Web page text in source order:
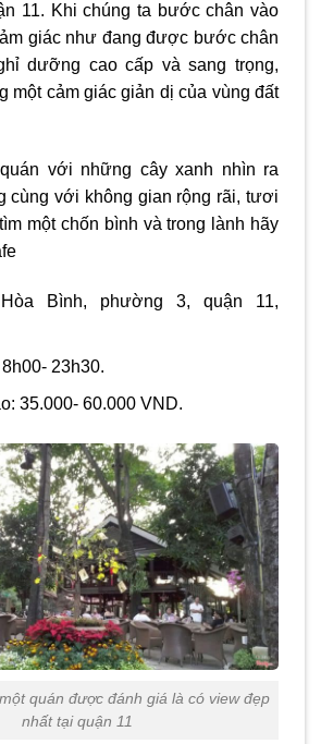
11. Khi chúng ta bước chân vào
giác như đang được bước chân
dưỡng cao cấp và sang trọng,
một cảm giác giản dị của vùng đất
với những cây xanh nhìn ra
cùng với không gian rộng rãi, tươi
một chốn bình và trong lành hãy
Bình, phường 3, quận 11,
23h30.
35.000- 60.000 VND.
quán được đánh giá là có view đẹp
nhất tại quận 11